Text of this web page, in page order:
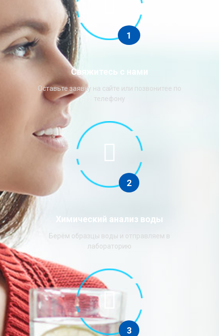
1
Свяжитесь с нами
Оставьте заявку на сайте или позвонитее по
телефону
2
Химический анализ воды
Берём образцы воды и отправляем в
лабораторию
3